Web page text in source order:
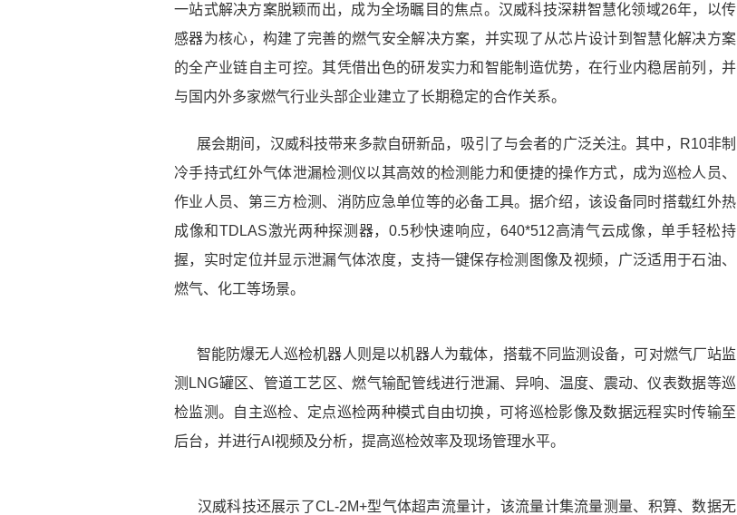
一站式解决方案脱颖而出，成为全场瞩目的焦点。汉威科技深耕智慧化领域26年，以传
感器为核心，构建了完善的燃气安全解决方案，并实现了从芯片设计到智慧化解决方案
的全产业链自主可控。其凭借出色的研发实力和智能制造优势，在行业内稳居前列，并
与国内外多家燃气行业头部企业建立了长期稳定的合作关系。
展会期间，汉威科技带来多款自研新品，吸引了与会者的广泛关注。其中，R10非制
冷手持式红外气体泄漏检测仪以其高效的检测能力和便捷的操作方式，成为巡检人员、
作业人员、第三方检测、消防应急单位等的必备工具。据介绍，该设备同时搭载红外热
成像和TDLAS激光两种探测器，0.5秒快速响应，640*512高清气云成像，单手轻松持
握，实时定位并显示泄漏气体浓度，支持一键保存检测图像及视频，广泛适用于石油、
燃气、化工等场景。
智能防爆无人巡检机器人则是以机器人为载体，搭载不同监测设备，可对燃气厂站监
测LNG罐区、管道工艺区、燃气输配管线进行泄漏、异响、温度、震动、仪表数据等巡
检监测。自主巡检、定点巡检两种模式自由切换，可将巡检影像及数据远程实时传输至
后台，并进行AI视频及分析，提高巡检效率及现场管理水平。
汉威科技还展示了CL-2M+型气体超声流量计，该流量计集流量测量、积算、数据无